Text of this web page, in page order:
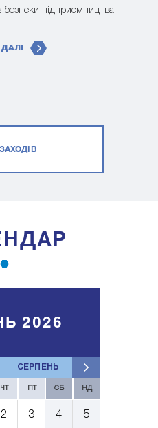
безпеки підприємництва
СЕРПЕНЬ
2026
ЧТ СБ НД
2 3 4 5